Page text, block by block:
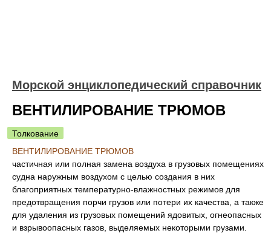
Морской энциклопедический справочник
ВЕНТИЛИРОВАНИЕ ТРЮМОВ
Толкование
ВЕНТИЛИРОВАНИЕ ТРЮМОВ
частичная или полная замена воздуха в грузовых помещениях
судна наружным воздухом с целью создания в них
благоприятных температурно-влажностных режимов для
предотвращения порчи грузов или потери их качества, а также
для удаления из грузовых помещений ядовитых, огнеопасных
и взрывоопасных газов, выделяемых некоторыми грузами.